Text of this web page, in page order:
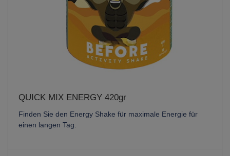
QUICK MIX ENERGY 420gr
Finden Sie den Energy Shake für maximale Energie für
einen langen Tag.